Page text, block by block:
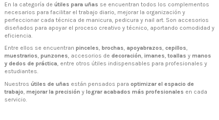
En la categoría de útiles para uñas se encuentran todos los complementos
necesarios para facilitar el trabajo diario, mejorar la organización y
perfeccionar cada técnica de manicura, pedicura y nail art. Son accesorios
diseñados para apoyar el proceso creativo y técnico, aportando comodidad y
eficiencia.
Entre ellos se encuentran pinceles, brochas, apoyabrazos, cepillos,
muestrarios, punzones, accesorios de decoración, imanes, toallas y manos
y dedos de práctica, entre otros útiles indispensables para profesionales y
estudiantes.
Nuestros útiles de uñas están pensados para optimizar el espacio de
trabajo, mejorar la precisión y lograr acabados más profesionales en cada
servicio.